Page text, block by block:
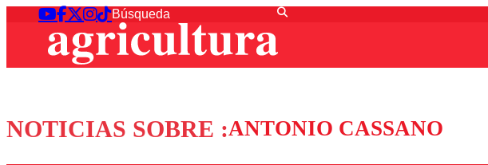
NOTICIAS SOBRE :ANTONIO CASSANO